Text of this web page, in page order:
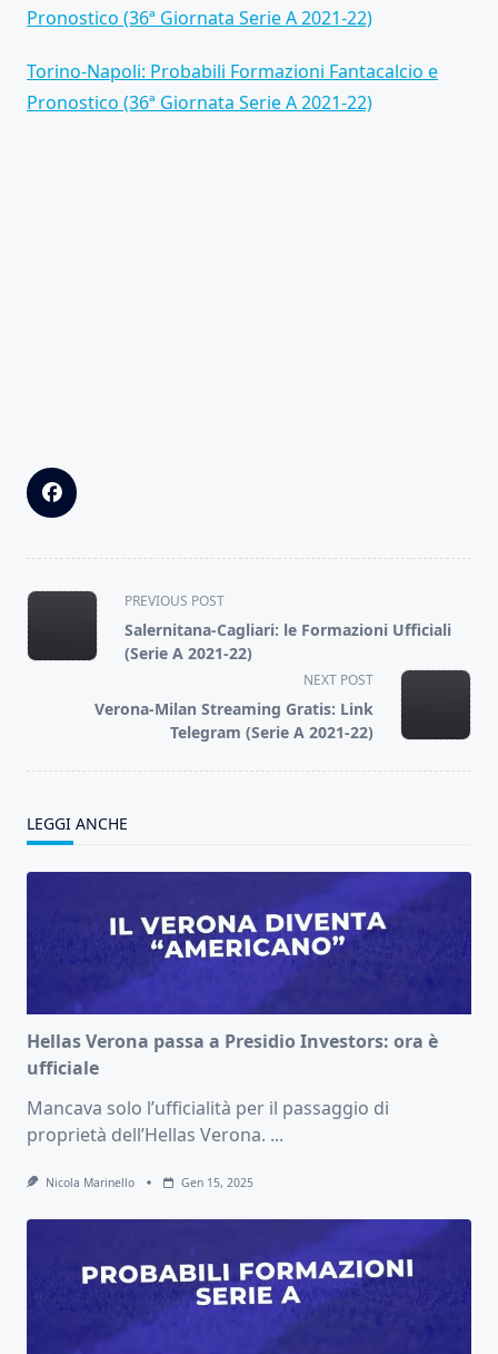
Pronostico (36ª Giornata Serie A 2021-22)
Torino-Napoli: Probabili Formazioni Fantacalcio e
Pronostico (36ª Giornata Serie A 2021-22)
<span
class="nav-
subtitle
text">Page</span>
PREVIOUS POST
Salernitana-Cagliari: le Formazioni Ufficiali
(Serie A 2021-22)
NEXT POST
Verona-Milan Streaming Gratis: Link
Telegram (Serie A 2021-22)
LEGGI ANCHE
Hellas Verona passa a Presidio Investors: ora è
ufficiale
Mancava solo l’ufficialità per il passaggio di
proprietà dell’Hellas Verona. ...
Nicola Marinello Gen 15, 2025